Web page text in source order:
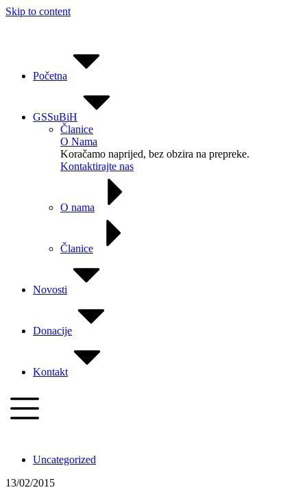
Skip to content
Početna
GSSuBiH
Članice
O Nama
Koračamo naprijed, bez obzira na prepreke.
Kontaktirajte nas
O nama
Članice
Novosti
Donacije
Kontakt
Uncategorized
13/02/2015